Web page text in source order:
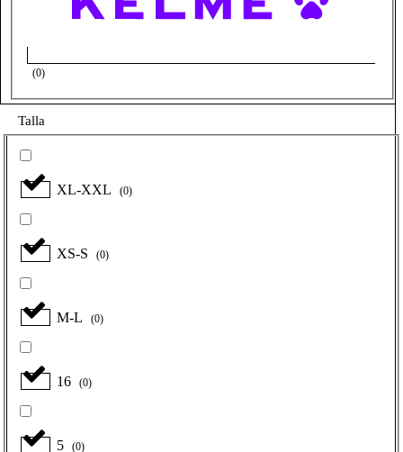
(0)
Talla
XL-XXL (0)
XS-S (0)
M-L (0)
16 (0)
5 (0)